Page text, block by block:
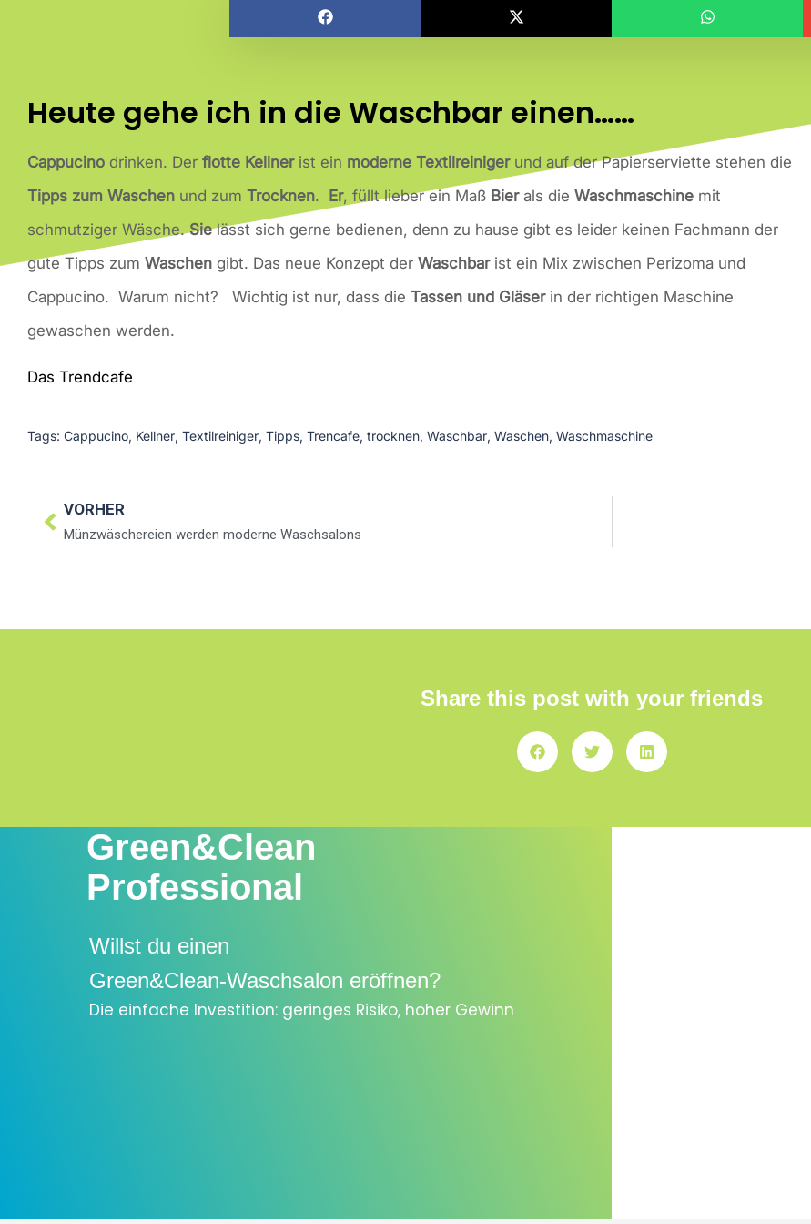
Heute gehe ich in die Waschbar einen……
Cappucino drinken. Der flotte Kellnerist ein moderne Textilreinigerund auf der Papierserviette stehen die
Tipps zum Waschen und zum Trocknen. Er, füllt lieber ein Maß Bierals die Waschmaschine mit
schmutziger Wäsche.Sielässt sich gerne bedienen, denn zu hause gibt es leider keinen Fachmann der
gute Tipps zum Waschen gibt. Das neue Konzept der Waschbarist ein Mix zwischen Perizoma und
Cappucino. Warum nicht? Wichtig ist nur, dass die Tassen und Gläserin der richtigen Maschine
gewaschen werden.
Das Trendcafe
Tags: Cappucino, Kellner, Textilreiniger, Tipps, Trencafe, trocknen, Waschbar, Waschen, Waschmaschine
VORHER
Münzwäschereien werden moderne Waschsalons
Share this post with your friends
Green&Clean
Professional
Willst du einen
Green&Clean-Waschsalon eröffnen?
Die einfache Investition: geringes Risiko, hoher Gewinn